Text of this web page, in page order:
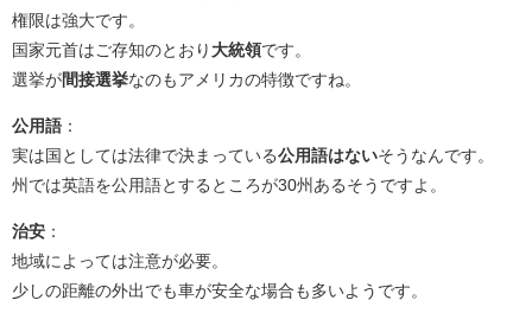
権限は強大です。
国家元首はご存知のとおり 大統領です。
選挙が間接選挙なのもアメリカの特徴ですね。
公用語 ：
実は国としては法律で決まっている公用語はないそうなんです。
州では英語を公用語とするところが30州あるそうですよ。
治安 ：
地域によっては注意が必要。
少しの距離の外出でも車が安全な場合も多いようです。